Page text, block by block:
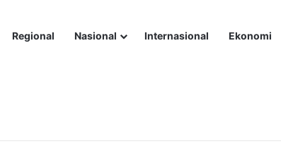
Regional Nasional Internasional Ekonomi